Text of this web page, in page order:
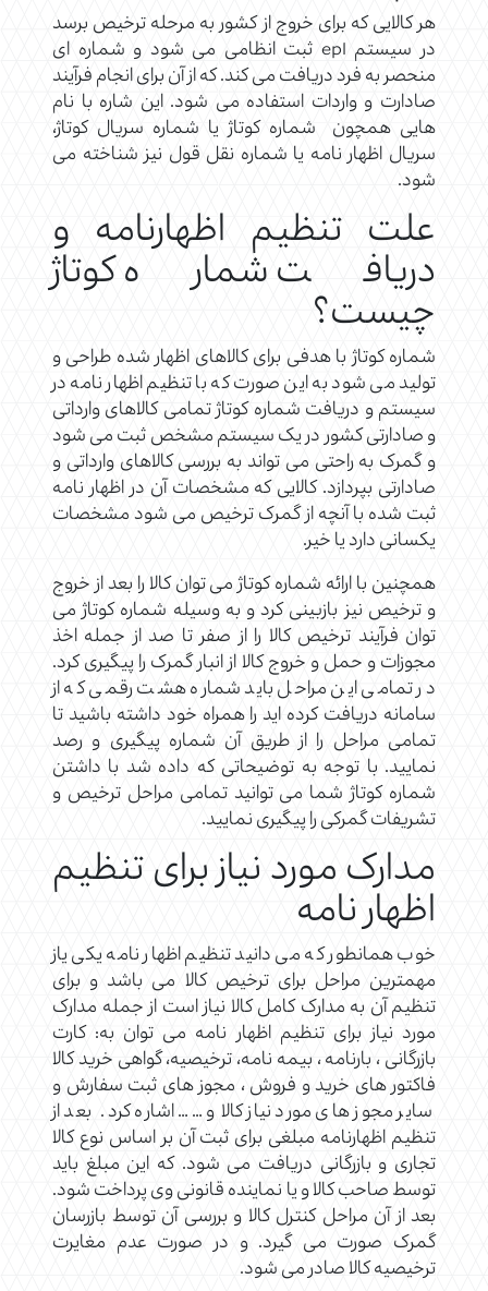
هر کالایی که برای خروج از کشور به مرحله ترخیص برسد
در سیستم epl ثبت انظامی می شود و شماره ای
منحصر به فرد دریافت می کند. که از آن برای انجام فرآیند
صادارت و واردات استفاده می شود. این شاره با نام
هایی همچون شماره کوتاژ یا شماره سریال کوتاژ،
سریال اظهار نامه یا شماره نقل قول نیز شناخته می
شود.
علت تنظیم اظهارنامه و
دریافت شماره کوتاژ
چیست؟
شماره کوتاژ با هدفی برای کالاهای اظهار شده طراحی و
تولید می شود به این صورت که با تنظیم اظهار نامه در
سیستم و دریافت شماره کوتاژ تمامی کالاهای وارداتی
و صادارتی کشور در یک سیستم مشخص ثبت می شود
و گمرک به راحتی می تواند به بررسی کالاهای وارداتی و
صادارتی بپردازد. کالایی که مشخصات آن در اظهار نامه
ثبت شده با آنچه از گمرک ترخیص می شود مشخصات
یکسانی دارد یا خیر.
همچنین با ارائه شماره کوتاژ می توان کالا را بعد از خروج
و ترخیص نیز بازبینی کرد و به وسیله شماره کوتاژ می
توان فرآیند ترخیص کالا را از صفر تا صد از جمله اخذ
مجوزات و حمل و خروج کالا از انبار گمرک را پیگیری کرد.
در تمامی این مراحل باید شماره هشت رقمی که از
سامانه دریافت کرده اید را همراه خود داشته باشید تا
تمامی مراحل را از طریق آن شماره پیگیری و رصد
نمایید. با توجه به توضیحاتی که داده شد با داشتن
شماره کوتاژ شما می توانید تمامی مراحل ترخیص و
تشریفات گمرکی را پیگیری نمایید.
مدارک مورد نیاز برای تنظیم
اظهار نامه
خوب همانطور که می دانید تنظیم اظهار نامه یکی یاز
مهمترین مراحل برای ترخیص کالا می باشد و برای
تنظیم آن به مدارک کامل کالا نیاز است از جمله مدارک
مورد نیاز برای تنظیم اظهار نامه می توان به: کارت
بازرگانی ، بارنامه ، بیمه نامه، ترخیصیه، گواهی خرید کالا
فاکتور های خرید و فروش ، مجوز های ثبت سفارش و
سایر مجوز های مورد نیاز کالا و …… اشاره کرد. بعد از
تنظیم اظهارنامه مبلغی برای ثبت آن بر اساس نوع کالا
تجاری و بازرگانی دریافت می شود. که این مبلغ باید
توسط صاحب کالا و یا نماینده قانونی وی پرداخت شود.
بعد از آن مراحل کنترل کالا و بررسی آن توسط بازرسان
گمرک صورت می گیرد. و در صورت عدم مغایرت
ترخیصیه کالا صادر می شود.